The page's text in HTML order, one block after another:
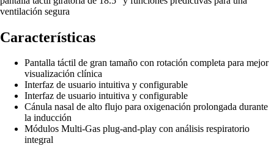
ventilación segura
Características
Pantalla táctil de gran tamaño con rotación completa para mejor
visualización clínica
Interfaz de usuario intuitiva y configurable
Interfaz de usuario intuitiva y configurable
Cánula nasal de alto flujo para oxigenación prolongada durante
la inducción
Módulos Multi-Gas plug-and-play con análisis respiratorio
integral